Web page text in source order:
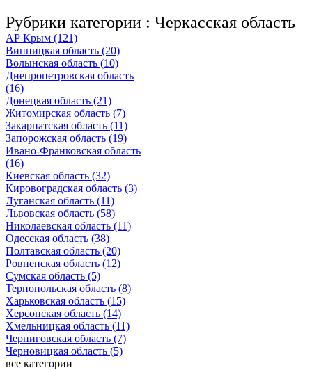
Рубрики категории : Черкасская область
АР Крым (121)
Винницкая область (20)
Волынская область (10)
Днепропетровская область
(16)
Донецкая область (21)
Житомирская область (7)
Закарпатская область (11)
Запорожская область (19)
Ивано-Франковская область
(16)
Киевская область (32)
Кировоградская область (3)
Луганская область (11)
Львовская область (58)
Николаевская область (11)
Одесская область (38)
Полтавская область (20)
Ровненская область (12)
Сумская область (5)
Тернопольская область (8)
Харьковская область (15)
Херсонская область (14)
Хмельницкая область (11)
Черниговская область (7)
Черновицкая область (5)
все категории